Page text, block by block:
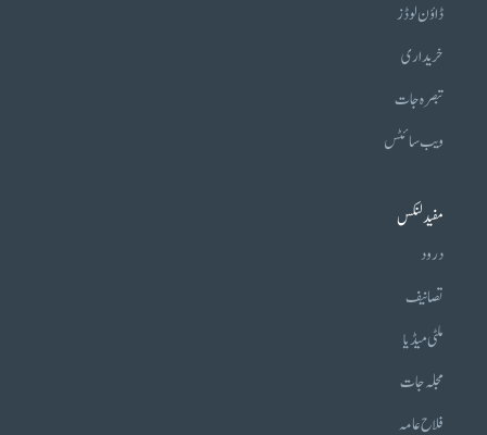
ڈاؤن لوڈز
خریداری
تبصرہ جات
ویب سائٹس
مفید لنکس
درود
تصانیف
ملٹی میڈیا
مجلہ جات
فلاح عامہ